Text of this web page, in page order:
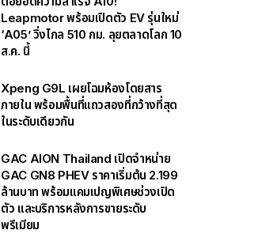
Leapmotor พร้อมเปิดตัว EV รุ่นใหม่
‘A05’ วิ่งไกล 510 กม. ลุยตลาดโลก 10
ส.ค. นี้
Xpeng G9L เผยโฉมห้องโดยสาร
ภายใน พร้อมพื้นที่แถวสองที่กว้างที่สุด
ในระดับเดียวกัน
GAC AION Thailand เปิดจำหน่าย
GAC GN8 PHEV ราคาเริ่มต้น 2.199
ล้านบาท พร้อมแคมเปญพิเศษช่วงเปิด
ตัว และบริการหลังการขายระดับ
พรีเมียม